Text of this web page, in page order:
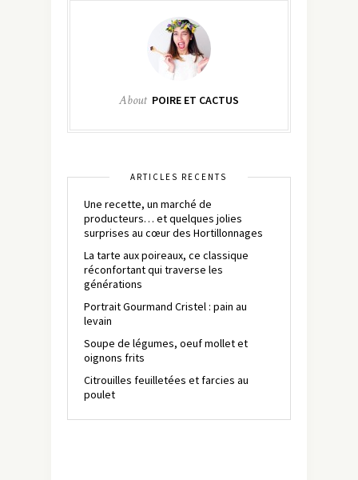
About POIRE ET CACTUS
ARTICLES RÉCENTS
Une recette, un marché de
producteurs… et quelques jolies
surprises au cœur des Hortillonnages
La tarte aux poireaux, ce classique
réconfortant qui traverse les
générations
Portrait Gourmand Cristel : pain au
levain
Soupe de légumes, oeuf mollet et
oignons frits
Citrouilles feuilletées et farcies au
poulet